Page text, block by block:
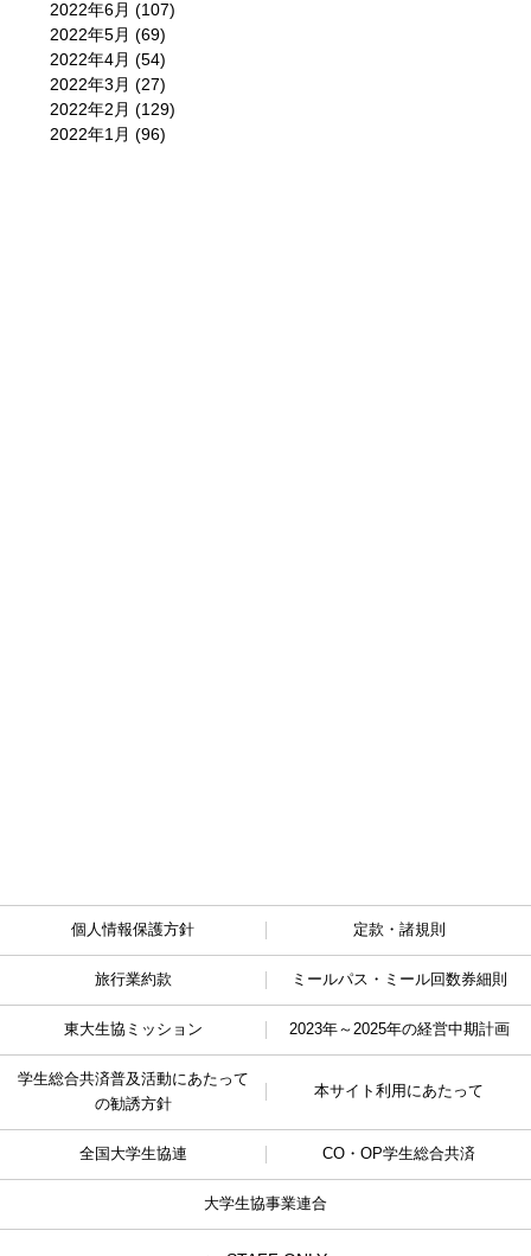
2022年6月 (107)
2022年5月 (69)
2022年4月 (54)
2022年3月 (27)
2022年2月 (129)
2022年1月 (96)
個人情報保護方針 定款・諸規則
旅行業約款 ミールパス・ミール回数券細則
東大生協ミッション 2023年～2025年の経営中期計画
学生総合共済普及活動にあたって
の勧誘方針
本サイト利用にあたって
全国大学生協連 CO・OP学生総合共済
大学生協事業連合